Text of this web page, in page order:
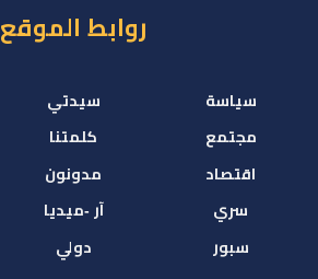
روابط الموقع
سياسة
مجتمع
اقتصاد
سري
سبور
سيدتي
كلمتنا
مدونون
آر -ميديا
دولي